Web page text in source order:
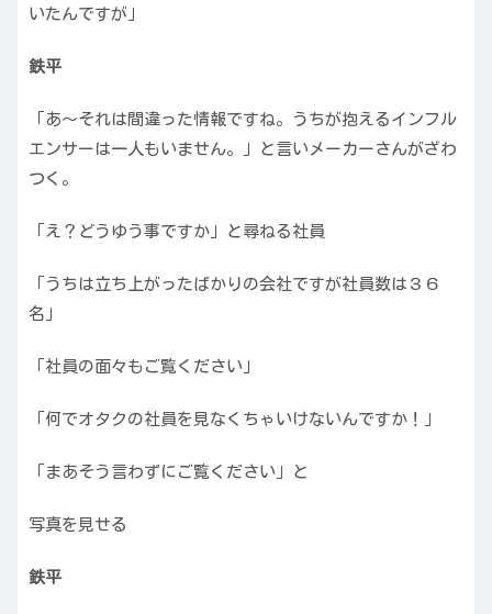
いたんですが」
鉄平
「あ〜それは間違った情報ですね。うちが抱えるインフル
エンサーは一人もいません。」と言いメーカーさんがざわ
つく。
「え？どうゆう事ですか」と尋ねる社員
「うちは立ち上がったばかりの会社ですが社員数は３６
名」
「社員の面々もご覧ください」
「何でオタクの社員を見なくちゃいけないんですか！」
「まあそう言わずにご覧ください」と
写真を見せる
鉄平